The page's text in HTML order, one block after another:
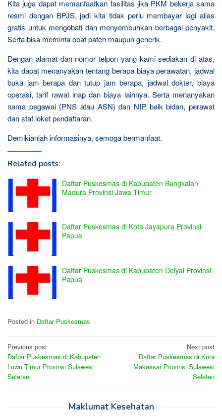
Kita juga dapat memanfaatkan fasilitas jika PKM bekerja sama
resmi dengan BPJS, jadi kita tidak perlu membayar lagi alias
gratis untuk mengobati dan menyembuhkan berbagai penyakit.
Serta bisa meminta obat paten maupun generik.
Dengan alamat dan nomor telpon yang kami sediakan di atas,
kita dapat menanyakan tentang berapa biaya perawatan, jadwal
buka jam berapa dan tutup jam berapa, jadwal dokter, biaya
operasi, tarif rawat inap dan biaya lainnya. Serta menanyakan
nama pegawai (PNS atau ASN) dan NIP baik bidan, perawat
dan staf loket pendaftaran.
Demikianlah informasinya, semoga bermanfaat.
Related posts:
Daftar Puskesmas di Kabupaten Bangkalan
Madura Provinsi Jawa Timur
Daftar Puskesmas di Kota Jayapura Provinsi
Papua
Daftar Puskesmas di Kabupaten Deiyai Provinsi
Papua
Posted in Daftar Puskesmas
Post
navigation
Previous post
Daftar Puskesmas di Kabupaten
Luwu Timur Provinsi Sulawesi
Selatan
Next post
Daftar Puskesmas di Kota
Makassar Provinsi Sulawesi
Selatan
Maklumat Kesehatan